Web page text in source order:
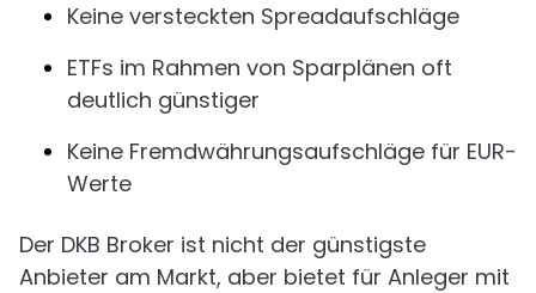
Keine versteckten Spreadaufschläge
ETFs im Rahmen von Sparplänen oft
deutlich günstiger
Keine Fremdwährungsaufschläge für EUR-
Werte
Der DKB Broker ist nicht der günstigste
Anbieter am Markt, aber bietet für Anleger mit